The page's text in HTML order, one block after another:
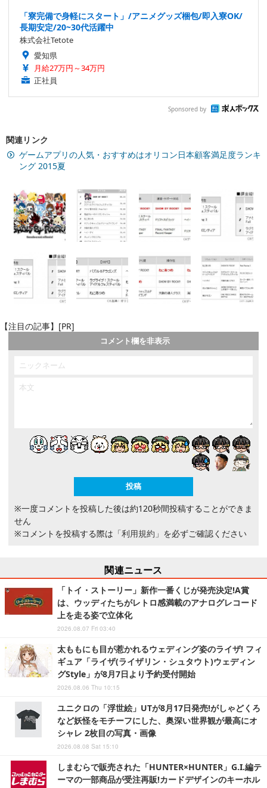
「寮完備で身軽にスタート」/アニメグッズ梱包/即入寮OK/
長期安定/20~30代活躍中
株式会社Tetote
愛知県
月給27万円～34万円
正社員
Sponsored by
関連リンク
ゲームアプリの人気・おすすめはオリコン日本顧客満足度ランキ
ング 2015夏
【注目の記事】[PR]
コメント欄を非表示
※一度コメントを投稿した後は約120秒間投稿することができま
せん
※コメントを投稿する際は 「利用規約」 を必ずご確認ください
関連ニュース
「トイ・ストーリー」新作一番くじが発売決定!A賞
は、ウッディたちがレトロ感満載のアナログレコード
上を走る姿で立体化
2026.08.07 Fri 03:40
太ももにも目が惹かれるウェディング姿のライザ! フィ
ギュア「ライザ(ライザリン・シュタウト)ウェディン
グStyle」が8月7日より予約受付開始
2026.08.06 Thu 10:15
ユニクロの「浮世絵」UTが8月17日発売!がしゃどくろ
など妖怪をモチーフにした、奥深い世界観が最高にオ
シャレ 2枚目の写真・画像
2026.08.08 Sat 15:10
しまむらで販売された「HUNTER×HUNTER」G.I.編テ
ーマの一部商品が受注再販!カードデザインのキーホル